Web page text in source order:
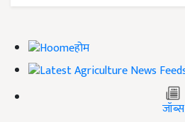
होम
जॉब्स